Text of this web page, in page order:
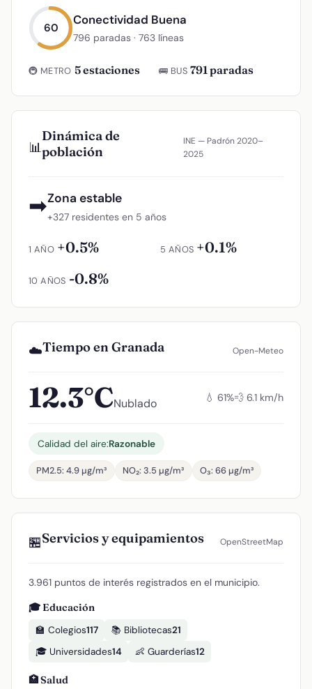
60
Conectividad Buena
796 paradas · 763 líneas
🚇 METRO 5 estaciones 🚌 BUS 791 paradas
📊
Dinámica de
población
INE — Padrón 2020–
2025
➡Zona estable
+327 residentes en 5 años
1 AÑO +0.5% 5 AÑOS +0.1%
10 AÑOS -0.8%
☁️Tiempo en Granada Open-Meteo
12.3°CNublado 💧 61%💨 6.1 km/h
Calidad del aire:Razonable
PM2.5: 4.9 µg/m³ NO₂: 3.5 µg/m³ O₃: 66 µg/m³
🏪Servicios y equipamientos OpenStreetMap
3.961 puntos de interés registrados en el municipio.
🎓 Educación
🏫 Colegios117 📚 Bibliotecas21
🎓 Universidades14 👶 Guarderías12
🏥 Salud